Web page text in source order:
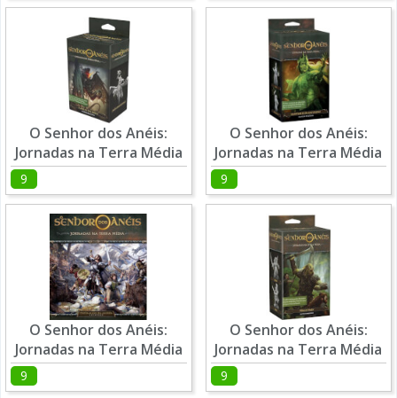
O Senhor dos Anéis:
Jornadas na Terra Média
- Flagelos dos Ermos
9
O Senhor dos Anéis:
Jornadas na Terra Média
- Habitantes da
Escuridão
9
O Senhor dos Anéis:
Jornadas na Terra Média
- Propagação da Guerra
9
O Senhor dos Anéis:
Jornadas na Terra Média
- Vilões de Eriador
9